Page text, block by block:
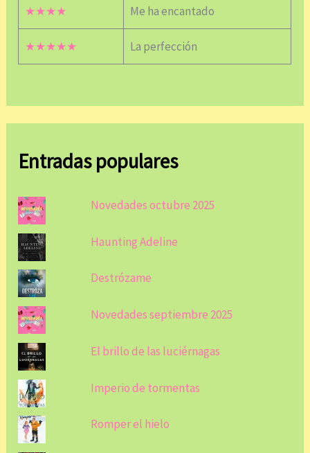
★★★★ Me ha encantado
★★★★★ La perfección
Entradas populares
Novedades octubre 2025
Haunting Adeline
Destrózame
Novedades septiembre 2025
El brillo de las luciérnagas
Imperio de tormentas
Romper el hielo